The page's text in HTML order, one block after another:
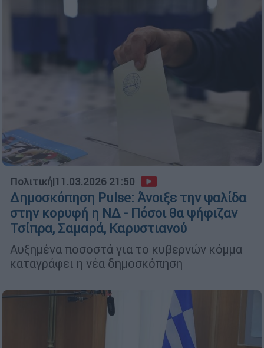
Πολιτική|11.03.2026 21:50
Δημοσκόπηση Pulse: Άνοιξε την ψαλίδα
στην κορυφή η ΝΔ - Πόσοι θα ψήφιζαν
Τσίπρα, Σαμαρά, Καρυστιανού
Αυξημένα ποσοστά για το κυβερνών κόμμα
καταγράφει η νέα δημοσκόπηση